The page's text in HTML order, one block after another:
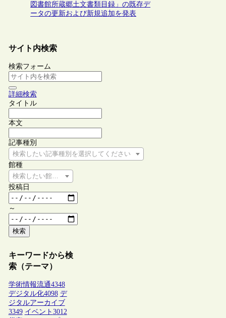
図書館所蔵郷土文書類目録」の既存デ
ータの更新および新規追加を発表
サイト内検索
検索フォーム
詳細検索
タイトル
本文
記事種別
検索したい記事種別を選択してください
館種
検索したい館種を選択してください
投稿日
～
検索
キーワードから検
索（テーマ）
学術情報流通4348
デジタル化4098 デ
ジタルアーカイブ
3349 イベント 3012